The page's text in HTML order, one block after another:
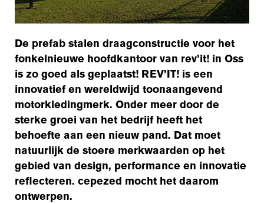
linkedininstagram cookies
De prefab stalen draagconstructie voor het
fonkelnieuwe hoofdkantoor van rev’it! in Oss
is zo goed als geplaatst! REV’IT! is een
innovatief en wereldwijd toonaangevend
motorkledingmerk. Onder meer door de
sterke groei van het bedrijf heeft het
behoefte aan een nieuw pand. Dat moet
natuurlijk de stoere merkwaarden op het
gebied van design, performance en innovatie
reflecteren. cepezed mocht het daarom
ontwerpen.